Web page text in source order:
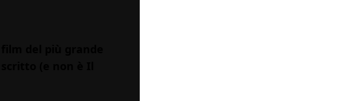
del più grande
(e non è Il